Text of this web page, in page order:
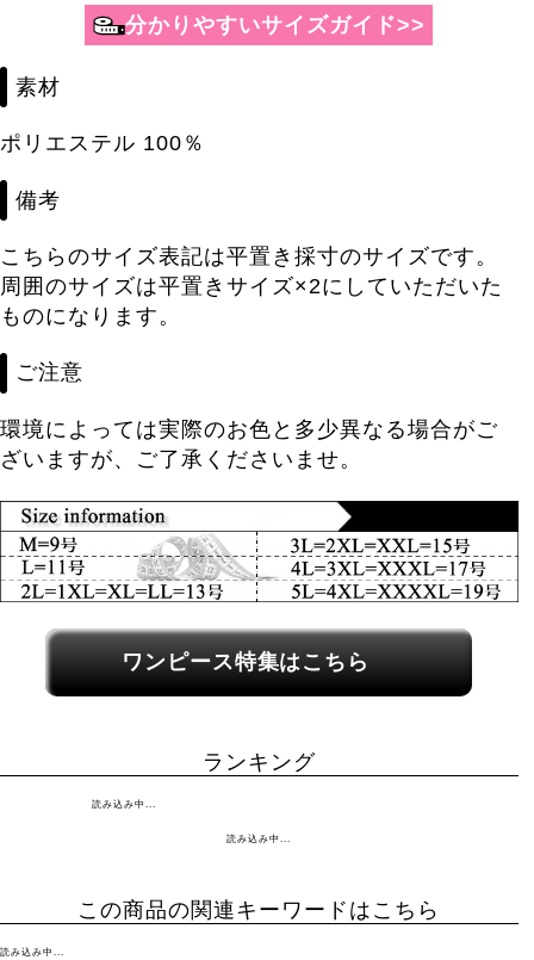
分かりやすいサイズガイド>>
素材
ポリエステル 100％
備考
こちらのサイズ表記は平置き採寸のサイズです。
周囲のサイズは平置きサイズ×2にしていただいた
ものになります。
ご注意
環境によっては実際のお色と多少異なる場合がご
ざいますが、ご了承くださいませ。
関連カテゴリーへのリンク
ワンピース特集はこちら
ランキング
読み込み中...
読み込み中...
この商品の関連キーワードはこちら
読み込み中...